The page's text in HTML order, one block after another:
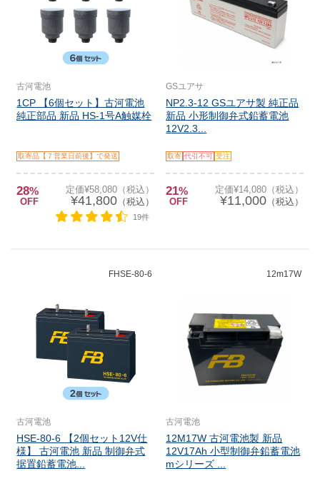
古河電池
1CP 【6個セット】古河電池
純正部品 新品 HS-1号A触媒栓
取寄品【７営業日前後】で発送
28%
OFF
定価¥58,080（税込）
¥41,800（税込）
19件
GSユアサ
NP2.3-12 GSユアサ製 純正品
新品 小形制御弁式鉛蓄電池
12V2.3...
取寄 代引不可 受注
21%
OFF
定価¥14,080（税込）
¥11,000（税込）
FHSE-80-6
古河電池
HSE-80-6 【2個セット12V仕
様】 古河電池 新品 制御弁式
据置鉛蓄電池...
12m17W
古河電池
12M17W 古河電池製 新品
12V17Ah 小型制御弁鉛蓄電池
mシリーズ ...